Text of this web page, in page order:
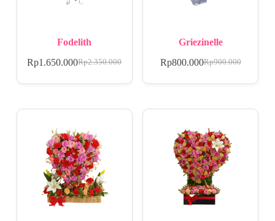
Fodelith
Rp2.350.000
Rp1.650.000
Griezinelle
Rp900.000
Rp800.000